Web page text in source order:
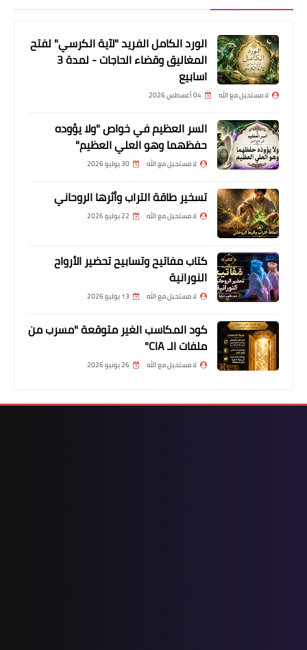
الورد الكامل الفريد "لآية الكرسي" لفتح
المغاليق وقضاء الحاجات - لمدة 3
اسابيع
لا مستحيل مع الله 04 أغسطس 2026
السر العظيم في خواص "ولا يؤوده
حفظهما وهو العلي العظيم"
لا مستحيل مع الله 30 يوليو 2026
تسخير طاقة التراب وأثرها الروحاني
لا مستحيل مع الله 22 يوليو 2026
كتاب مفاتيح وتسابيح تحضير الأرواح
النورانية
لا مستحيل مع الله 13 يوليو 2026
كود المكاسب الغير متوقعة "مسرب من
ملفات الـ CIA"
لا مستحيل مع الله 26 يونيو 2026